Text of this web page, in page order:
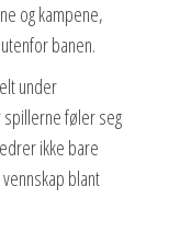
og kampene,
banen.
under
føler seg
ikke bare
blant